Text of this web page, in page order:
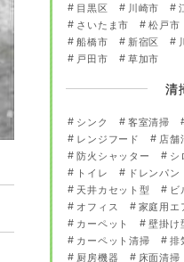
目黒区
川崎市
さいたま市
松戸市
船橋市
新宿区
戸田市
草加市
清
シンク 客室清掃
レンジフード
店舗
防火シャッター
シ
トイレ
ドレンパン
天井カセット型
ビ
オフィス
家庭用エ
カーペット
壁掛け
カーペット清掃
排
厨房機器
床面清掃